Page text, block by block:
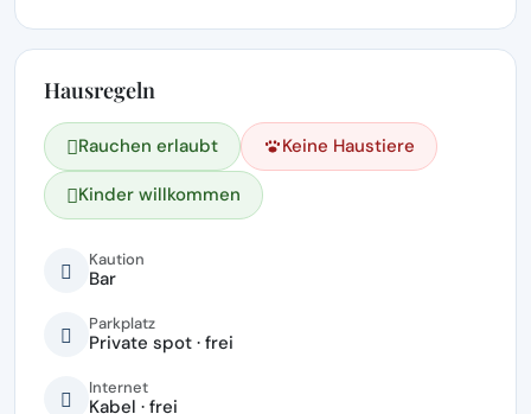
Hausregeln
Rauchen erlaubt Keine Haustiere
Kinder willkommen
Kaution
Bar
Parkplatz
Private spot · frei
Internet
Kabel · frei